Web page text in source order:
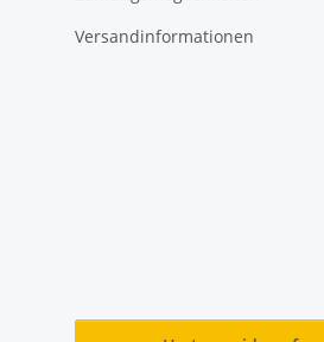
Versandinformationen